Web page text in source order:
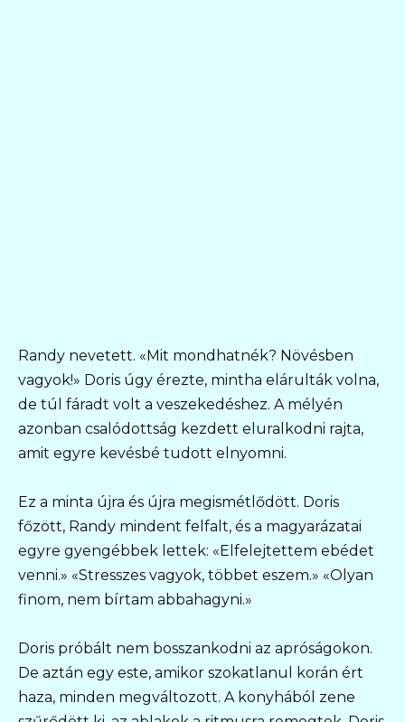
Randy nevetett. «Mit mondhatnék? Növésben
vagyok!» Doris úgy érezte, mintha elárulták volna,
de túl fáradt volt a veszekedéshez. A mélyén
azonban csalódottság kezdett eluralkodni rajta,
amit egyre kevésbé tudott elnyomni.
Ez a minta újra és újra megismétlődött. Doris
főzött, Randy mindent felfalt, és a magyarázatai
egyre gyengébbek lettek: «Elfelejtettem ebédet
venni.» «Stresszes vagyok, többet eszem.» «Olyan
finom, nem bírtam abbahagyni.»
Doris próbált nem bosszankodni az apróságokon.
De aztán egy este, amikor szokatlanul korán ért
haza, minden megváltozott. A konyhából zene